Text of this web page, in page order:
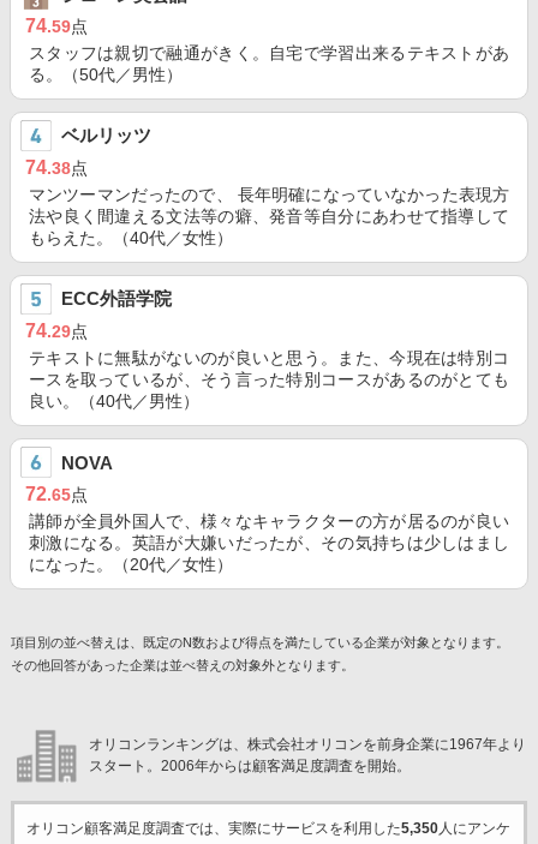
74.59点
スタッフは親切で融通がきく。自宅で学習出来るテキストがあ
る。（50代／男性）
ベルリッツ
74.38点
マンツーマンだったので、 長年明確になっていなかった表現方
法や良く間違える文法等の癖、発音等自分にあわせて指導して
もらえた。（40代／女性）
ECC外語学院
74.29点
テキストに無駄がないのが良いと思う。また、今現在は特別コ
ースを取っているが、そう言った特別コースがあるのがとても
良い。（40代／男性）
NOVA
72.65点
講師が全員外国人で、様々なキャラクターの方が居るのが良い
刺激になる。英語が大嫌いだったが、その気持ちは少しはまし
になった。（20代／女性）
項目別の並べ替えは、既定のN数および得点を満たしている企業が対象となります。
その他回答があった企業は並べ替えの対象外となります。
オリコンランキングは、株式会社オリコンを前身企業に1967年より
スタート。2006年からは顧客満足度調査を開始。
オリコン顧客満足度調査では、実際にサービスを利用した5,350人にアンケ